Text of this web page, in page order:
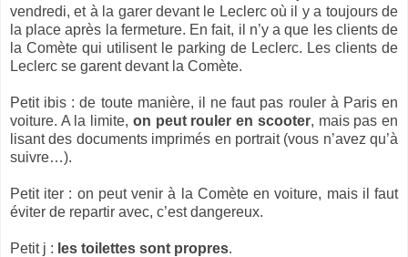
vendredi, et à la garer devant le Leclerc où il y a toujours de
la place après la fermeture. En fait, il n’y a que les clients de
la Comète qui utilisent le parking de Leclerc. Les clients de
Leclerc se garent devant la Comète.
Petit ibis : de toute manière, il ne faut pas rouler à Paris en
voiture. A la limite, on peut rouler en scooter, mais pas en
lisant des documents imprimés en portrait (vous n’avez qu’à
suivre…).
Petit iter : on peut venir à la Comète en voiture, mais il faut
éviter de repartir avec, c’est dangereux.
Petit j : les toilettes sont propres.